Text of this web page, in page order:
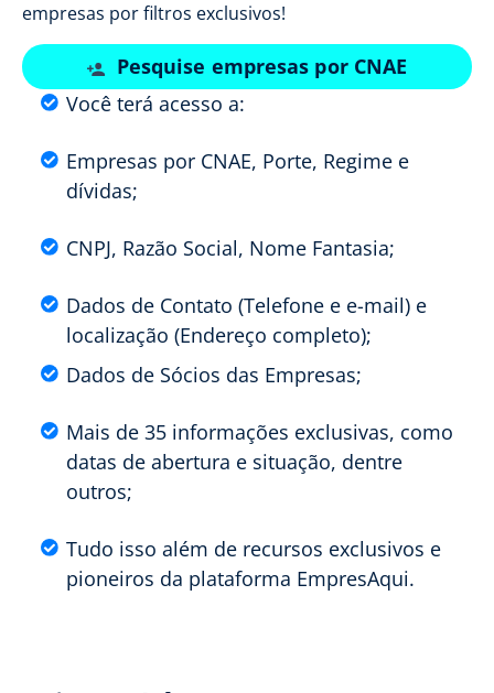
empresas por filtros exclusivos!
Pesquise empresas por CNAE
Você terá acesso a:
Empresas por CNAE, Porte, Regime e
dívidas;
CNPJ, Razão Social, Nome Fantasia;
Dados de Contato (Telefone e e-mail) e
localização (Endereço completo);
Dados de Sócios das Empresas;
Mais de 35 informações exclusivas, como
datas de abertura e situação, dentre
outros;
Tudo isso além de recursos exclusivos e
pioneiros da plataforma EmpresAqui.